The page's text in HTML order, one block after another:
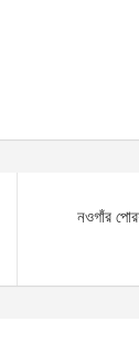
নওগাঁর